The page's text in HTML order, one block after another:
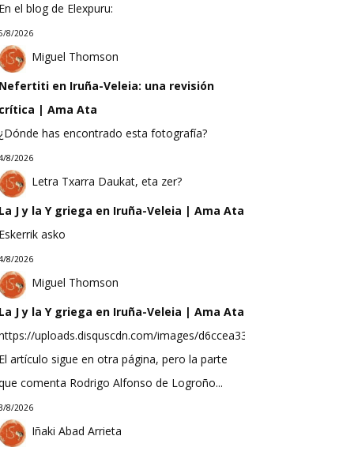
el blog de Elexpuru:
8/2026
Miguel Thomson
en Iruña-Veleia: una revisión
| Ama Ata
has encontrado esta fotografía?
8/2026
Letra Txarra Daukat, eta zer?
J y la Y griega en Iruña-Veleia | Ama Ata
asko
8/2026
Miguel Thomson
J y la Y griega en Iruña-Veleia | Ama Ata
uploads.disquscdn.com/images/
artículo sigue en otra página, pero la parte
comenta Rodrigo Alfonso de Logroño...
8/2026
Iñaki Abad Arrieta